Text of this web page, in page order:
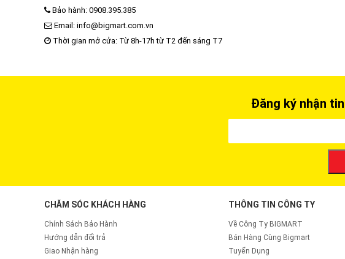
Bảo hành: 0908.395.385
Email: info@bigmart.com.vn
Thời gian mở cửa: Từ 8h-17h từ T2 đến sáng T7
Đăng ký nhận
CHĂM SÓC KHÁCH HÀNG
Chính Sách Bảo Hành
Hướng dẫn đổi trả
Giao Nhận hàng
THÔNG TIN CÔNG TY
Về Công Ty BIGMART
Bán Hàng Cùng Bigmart
Tuyển Dụng